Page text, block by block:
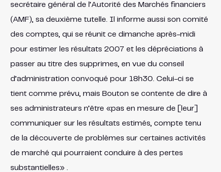
secrétaire général de l’Autorité des Marchés financiers
(AMF), sa deuxième tutelle. Il informe aussi son comité
des comptes, qui se réunit ce dimanche après-midi
pour estimer les résultats 2007 et les dépréciations à
passer au titre des supprimes, en vue du conseil
d’administration convoqué pour 18h30. Celui-ci se
tient comme prévu, mais Bouton se contente de dire à
ses administrateurs n’être «pas en mesure de [leur]
communiquer sur les résultats estimés, compte tenu
de la découverte de problèmes sur certaines activités
de marché qui pourraient conduire à des pertes
substantielles» .